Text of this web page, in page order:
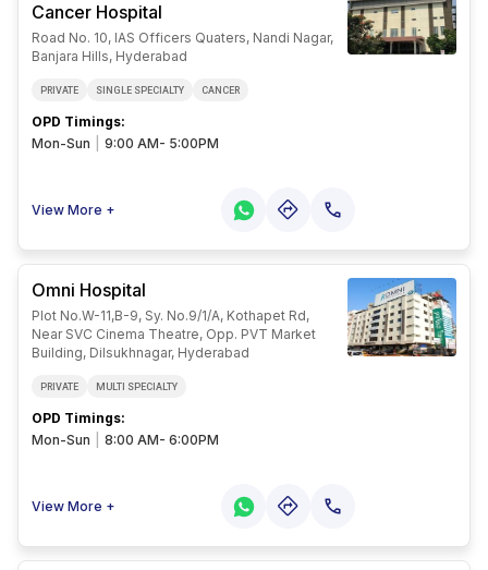
Cancer Hospital
Road No. 10, IAS Officers Quaters, Nandi Nagar,
Banjara Hills, Hyderabad
PRIVATE SINGLE SPECIALTY CANCER
OPD Timings:
Mon-Sun
9:00 AM- 5:00PM
View More +
Omni Hospital
Plot No.W-11,B-9, Sy. No.9/1/A, Kothapet Rd,
Near SVC Cinema Theatre, Opp. PVT Market
Building, Dilsukhnagar, Hyderabad
PRIVATE MULTI SPECIALTY
OPD Timings:
Mon-Sun
8:00 AM- 6:00PM
View More +